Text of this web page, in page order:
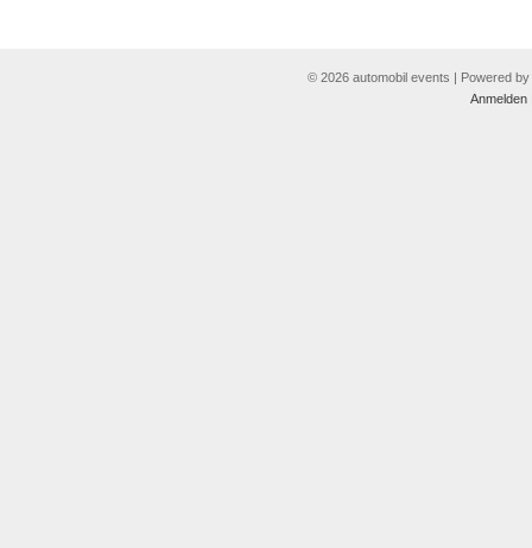
© 2026 automobil events | Powered by
Anmelden|